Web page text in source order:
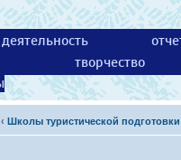
деятельность
творчество
‹ Школы туристической подготовки